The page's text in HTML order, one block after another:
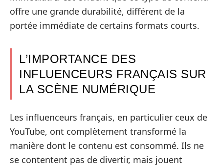
offre une grande durabilité, différent de la
portée immédiate de certains formats courts.
L’IMPORTANCE DES
INFLUENCEURS FRANÇAIS SUR
LA SCÈNE NUMÉRIQUE
Les influenceurs français, en particulier ceux de
YouTube, ont complètement transformé la
manière dont le contenu est consommé. Ils ne
se contentent pas de divertir, mais jouent